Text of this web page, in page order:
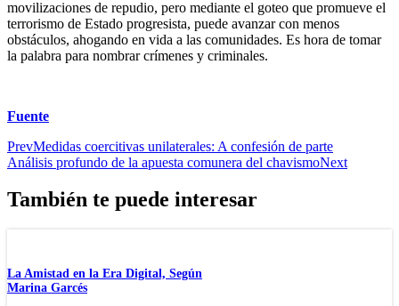
movilizaciones de repudio, pero mediante el goteo que promueve el
terrorismo de Estado progresista, puede avanzar con menos
obstáculos, ahogando en vida a las comunidades. Es hora de tomar
la palabra para nombrar crímenes y criminales.
Fuente
PrevMedidas coercitivas unilaterales: A confesión de parte
Análisis profundo de la apuesta comunera del chavismoNext
También te puede interesar
La Amistad en la Era Digital, Según
Marina Garcés